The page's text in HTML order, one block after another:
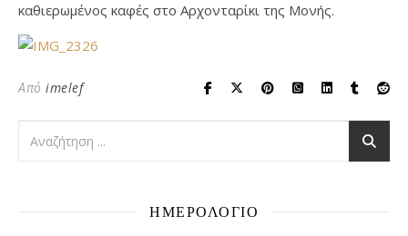
καθιερωμένος καφές στο Αρχονταρίκι της Μονής.
Από imelef
ΗΜΕΡΟΛΟΓΙΟ